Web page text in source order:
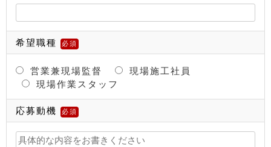
希望職種 必須
営業兼現場監督
現場施工社員
現場作業スタッフ
応募動機 必須